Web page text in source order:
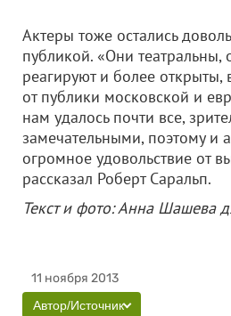
Актеры тоже остались
публикой. «Они театральны,
реагируют и более открыты,
от публики московской и
нам удалось почти все,
замечательными, поэтому и
огромное удовольствие от
рассказал Роберт Саральп.
Текст и фото: Анна Шашева
11 ноября 2013
Автор/Источник